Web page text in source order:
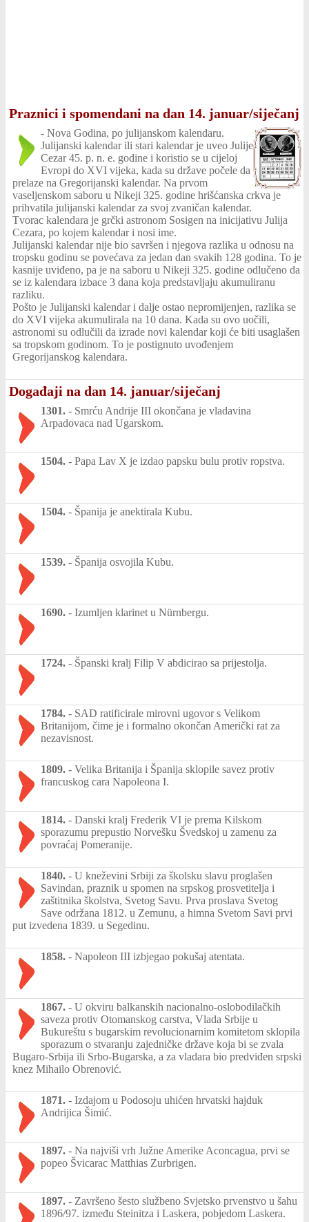
Praznici i spomendani na dan 14. januar/siječanj
- Nova Godina, po julijanskom kalendaru.
Julijanski kalendar ili stari kalendar je uveo Julije
Cezar 45. p. n. e. godine i koristio se u cijeloj
Evropi do XVI vijeka, kada su države počele da
prelaze na Gregorijanski kalendar. Na prvom
vaseljenskom saboru u Nikeji 325. godine hrišćanska crkva je
prihvatila julijanski kalendar za svoj zvaničan kalendar.
Tvorac kalendara je grčki astronom Sosigen na inicijativu Julija
Cezara, po kojem kalendar i nosi ime.
Julijanski kalendar nije bio savršen i njegova razlika u odnosu na
tropsku godinu se povećava za jedan dan svakih 128 godina. To je
kasnije uviđeno, pa je na saboru u Nikeji 325. godine odlučeno da
se iz kalendara izbace 3 dana koja predstavljaju akumuliranu
razliku.
Pošto je Julijanski kalendar i dalje ostao nepromijenjen, razlika se
do XVI vijeka akumulirala na 10 dana. Kada su ovo uočili,
astronomi su odlučili da izrade novi kalendar koji će biti usaglašen
sa tropskom godinom. To je postignuto uvođenjem
Gregorijanskog kalendara.
Događaji na dan 14. januar/siječanj
1301. - Smrću Andrije III okončana je vladavina
Arpadovaca nad Ugarskom.
1504. - Papa Lav X je izdao papsku bulu protiv ropstva.
1504. - Španija je anektirala Kubu.
1539. - Španija osvojila Kubu.
1690. - Izumljen klarinet u Nürnbergu.
1724. - Španski kralj Filip V abdicirao sa prijestolja.
1784. - SAD ratificirale mirovni ugovor s Velikom
Britanijom, čime je i formalno okončan Američki rat za
nezavisnost.
1809. - Velika Britanija i Španija sklopile savez protiv
francuskog cara Napoleona I.
1814. - Danski kralj Frederik VI je prema Kilskom
sporazumu prepustio Norvešku Švedskoj u zamenu za
povraćaj Pomeranije.
1840. - U kneževini Srbiji za školsku slavu proglašen
Savindan, praznik u spomen na srpskog prosvetitelja i
zaštitnika školstva, Svetog Savu. Prva proslava Svetog
Save održana 1812. u Zemunu, a himna Svetom Savi prvi
put izvedena 1839. u Segedinu.
1858. - Napoleon III izbjegao pokušaj atentata.
1867. - U okviru balkanskih nacionalno-oslobodilačkih
saveza protiv Otomanskog carstva, Vlada Srbije u
Bukureštu s bugarskim revolucionarnim komitetom sklopila
sporazum o stvaranju zajedničke države koja bi se zvala
Bugaro-Srbija ili Srbo-Bugarska, a za vladara bio predviđen srpski
knez Mihailo Obrenović.
1871. - Izdajom u Podosoju uhićen hrvatski hajduk
Andrijica Šimić.
1897. - Na najviši vrh Južne Amerike Aconcagua, prvi se
popeo Švicarac Matthias Zurbrigen.
1897. - Završeno šesto službeno Svjetsko prvenstvo u šahu
1896/97. između Steinitza i Laskera, pobjedom Laskera.